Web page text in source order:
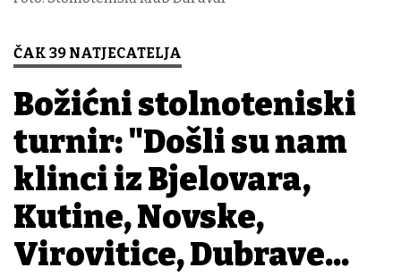
ČAK 39 NATJECATELJA
Božićni stolnoteniski
turnir: "Došli su nam
klinci iz Bjelovara,
Kutine, Novske,
Virovitice, Dubrave...